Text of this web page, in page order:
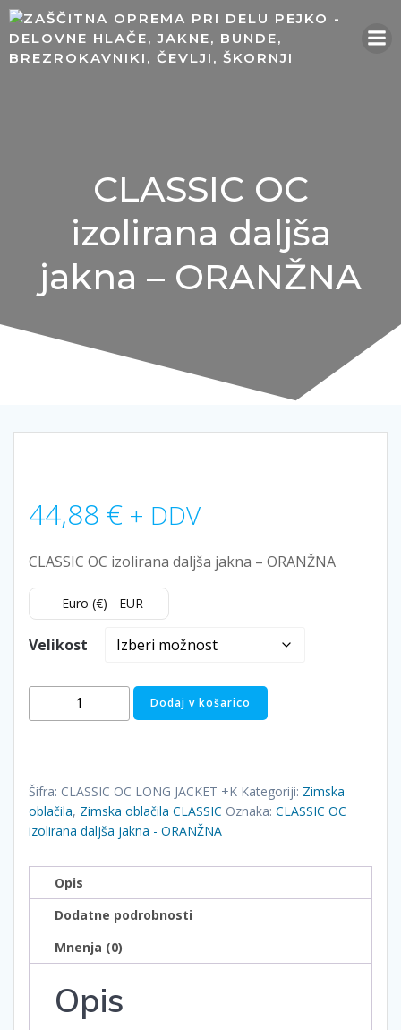
Skip
to
content
CLASSIC OC
izolirana daljša
jakna – ORANŽNA
44,88 € + DDV
CLASSIC OC izolirana daljša jakna – ORANŽNA
Euro (€) - EUR
Velikost
CLASSIC
OC
jakna
-
ORANŽNA
Dodaj v košarico
Šifra: CLASSIC OC LONG JACKET +K Kategoriji: Zimska
oblačila, Zimska oblačila CLASSIC Oznaka: CLASSIC OC
izolirana daljša jakna - ORANŽNA
Opis
Dodatne podrobnosti
Mnenja (0)
Opis